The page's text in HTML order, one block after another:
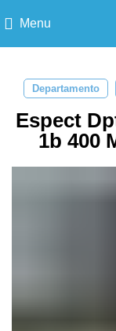
Menu
Departamento
Espect
1b 400